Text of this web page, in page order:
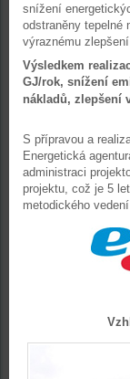
snížení
odstraněny
výraznému
Výsledkem
GJ/rok, snížení
nákladů, zlepšení
S přípravou a
Energetická
administraci
projektu, což je 5
metodického